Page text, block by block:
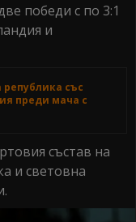
победи с по 3:1
и
със
преди мача с
състав на
и световна